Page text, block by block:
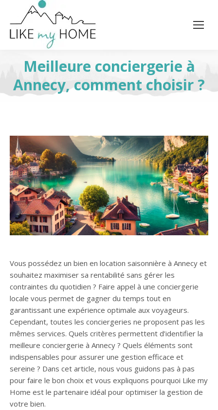
Meilleure conciergerie à
Annecy, comment choisir ?
Vous possédez un bien en location saisonnière à Annecy et
souhaitez maximiser sa rentabilité sans gérer les
contraintes du quotidien ? Faire appel à une conciergerie
locale vous permet de gagner du temps tout en
garantissant une expérience optimale aux voyageurs.
Cependant, toutes les conciergeries ne proposent pas les
mêmes services. Quels critères permettent d’identifier la
meilleure conciergerie à Annecy ? Quels éléments sont
indispensables pour assurer une gestion efficace et
sereine ? Dans cet article, nous vous guidons pas à pas
pour faire le bon choix et vous expliquons pourquoi Like my
Home est le partenaire idéal pour optimiser la gestion de
votre bien.